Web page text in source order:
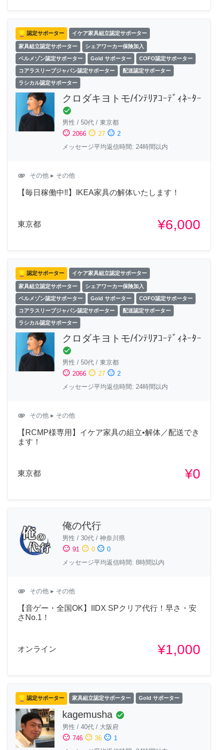
認定サポーター イケア家具組立認定サポーター
家具組立認定サポーター シェアワーカー保険加入
ベルメゾン認定サポーター Gold サポーター COFO認定サポーター
コアラスリープジャパン認定サポーター 配送認定サポーター
ラシカル認定サポーター
クロダキヨトモ/ｲﾝﾃﾘｱｺｰﾃﾞｨﾈｰﾀｰ
check_circle
男性 / 50代 / 東京都
sentiment_satisfied 2066 sentiment_neutral 27 sentiment_dissatisfied 2
メッセージ平均返信時間: 24時間以内
attachment その他 ▸ その他
【毎日稼働中‼︎】IKEA家具の解体いたします！
東京都 ¥6,000
認定サポーター イケア家具組立認定サポーター
家具組立認定サポーター シェアワーカー保険加入
ベルメゾン認定サポーター Gold サポーター COFO認定サポーター
コアラスリープジャパン認定サポーター 配送認定サポーター
ラシカル認定サポーター
クロダキヨトモ/ｲﾝﾃﾘｱｺｰﾃﾞｨﾈｰﾀｰ
check_circle
男性 / 50代 / 東京都
sentiment_satisfied 2066 sentiment_neutral 27 sentiment_dissatisfied 2
メッセージ平均返信時間: 24時間以内
attachment その他 ▸ その他
【RCMP様専用】イケア家具の組立•解体／配送でき
ます！
東京都 ¥0
俺の代行
男性 / 30代 / 神奈川県
sentiment_satisfied 91 sentiment_neutral 0 sentiment_dissatisfied 0
メッセージ平均返信時間: 8時間以内
attachment その他 ▸ その他
【音ゲー・全国OK】IIDX SPクリア代行！早さ・安
さNo.1！
オンライン ¥1,000
認定サポーター 家具組立認定サポーター Gold サポーター
kagemusha check_circle
男性 / 40代 / 大阪府
sentiment_satisfied 746 sentiment_neutral 36 sentiment_dissatisfied 1